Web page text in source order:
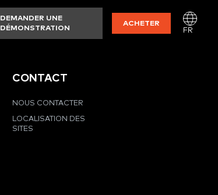
DEMANDER UNE
DÉMONSTRATION
ACHETER
FR
CONTACT
NOUS CONTACTER
LOCALISATION DES
SITES